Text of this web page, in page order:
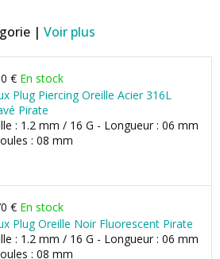
| Voir plus
€ En stock
Plug Piercing Oreille Acier 316L
Pirate
: 1.2 mm / 16 G - Longueur : 06 mm
: 08 mm
€ En stock
Plug Oreille Noir Fluorescent Pirate
: 1.2 mm / 16 G - Longueur : 06 mm
: 08 mm